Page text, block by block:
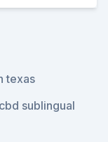
texas
sublingual